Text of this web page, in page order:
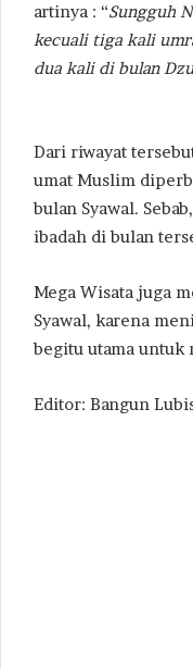
artinya : “Sungguh
kecuali tiga kali
dua kali di bulan
Dari riwayat
umat Muslim
bulan Syawal.
ibadah di bulan
Mega Wisata juga
Syawal, karena
begitu utama untuk
Editor: Bangun